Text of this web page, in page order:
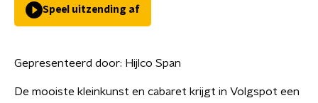
Speel uitzending af
Gepresenteerd door: Hijlco Span
De mooiste kleinkunst en cabaret krijgt in Volgspot een